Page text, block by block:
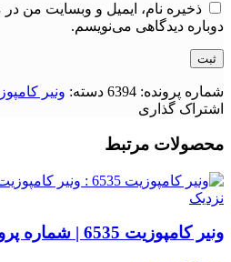
ذخیره نام، ایمیل و وبسایت من
دوباره دیدگاهی می‌نویسم.
شماره پرونده: 6394 دسته: ونیر
اشتراک گذاری
محصولات مرتبط
نزدیک
ونیر کامپوزیت 6535 | شماره پرونده : 6535